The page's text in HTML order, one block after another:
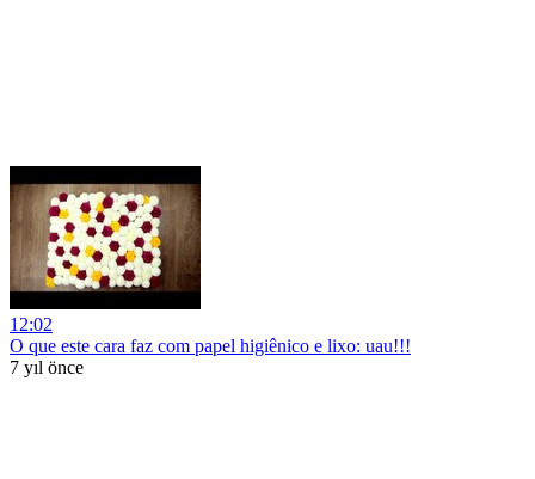
12:02
O que este cara faz com papel higiênico e lixo: uau!!!
7 yıl önce